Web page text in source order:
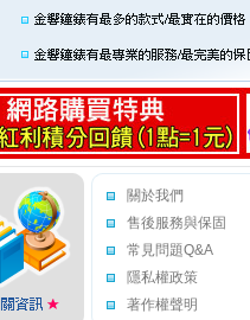
關於我們
售後服務與保固
常見問題Q&A
隱私權政策
著作權聲明